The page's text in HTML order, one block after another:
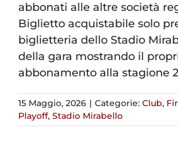
abbonati alle altre società
Biglietto acquistabile solo
biglietteria dello Stadio
della gara mostrando il
abbonamento alla stagione
15 Maggio, 2026 | Categorie: Club,
Playoff, Stadio Mirabello